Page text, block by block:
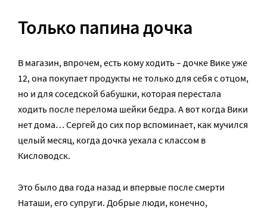
Только папина дочка
В магазин, впрочем, есть кому ходить – дочке Вике уже
12, она покупает продукты не только для себя с отцом,
но и для соседской бабушки, которая перестала
ходить после перелома шейки бедра. А вот когда Вики
нет дома… Сергей до сих пор вспоминает, как мучился
целый месяц, когда дочка уехала с классом в
Кисловодск.
Это было два года назад и впервые после смерти
Наташи, его супруги. Добрые люди, конечно,